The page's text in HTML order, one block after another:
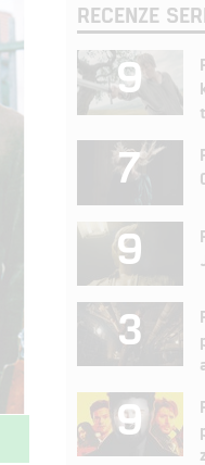
RECENZE
9
7
9
3
9